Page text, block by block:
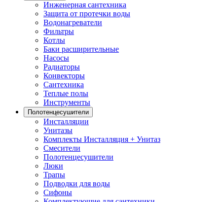
Инженерная сантехника
Защита от протечки воды
Водонагреватели
Фильтры
Котлы
Баки расширительные
Насосы
Радиаторы
Конвекторы
Сантехника
Теплые полы
Инструменты
Полотенцесушители
Инсталляции
Унитазы
Комплекты Инсталляция + Унитаз
Смесители
Полотенцесушители
Люки
Трапы
Подводки для воды
Сифоны